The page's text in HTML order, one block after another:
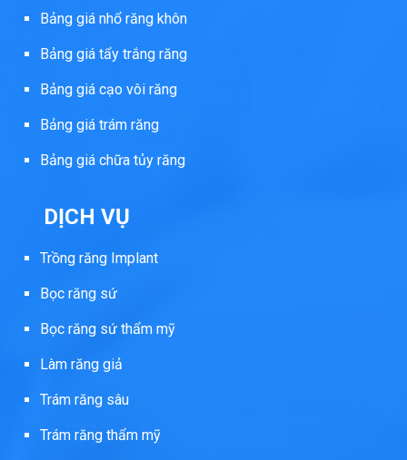
Bảng giá nhổ răng khôn
Bảng giá tẩy trắng răng
Bảng giá cạo vôi răng
Bảng giá trám răng
Bảng giá chữa tủy răng
DỊCH VỤ
Trồng răng Implant
Bọc răng sứ
Bọc răng sứ thẩm mỹ
Làm răng giả
Trám răng sâu
Trám răng thẩm mỹ